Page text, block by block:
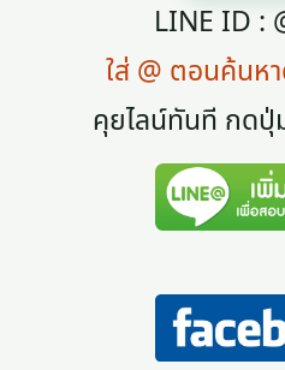
LINE ID :
ใส่ @ ตอนค้นห
คุยไลน์ทันที กดปุ่